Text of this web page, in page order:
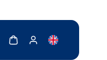
Zobrazit košíkZobrazit můj účet